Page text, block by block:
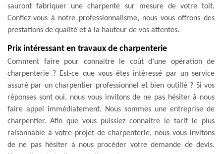
sauront fabriquer une charpente sur mesure de votre toit.
Confiez-vous à notre professionnalisme, nous vous offrons des
prestations de qualité et à la hauteur de vos attentes.
Prix intéressant en travaux de charpenterie
Comment faire pour connaitre le coût d’une opération de
charpenterie ? Est-ce que vous êtes intéressé par un service
assuré par un charpentier professionnel et bien outillé ? Si vos
réponses sont oui, nous vous invitons de ne pas hésiter à nous
faire appel immédiatement. Nous sommes une entreprise de
charpentier. Afin que vous puissiez connaitre le tarif le plus
raisonnable à votre projet de charpenterie, nous vous invitons
de ne pas hésiter à nous procéder votre demande de devis.